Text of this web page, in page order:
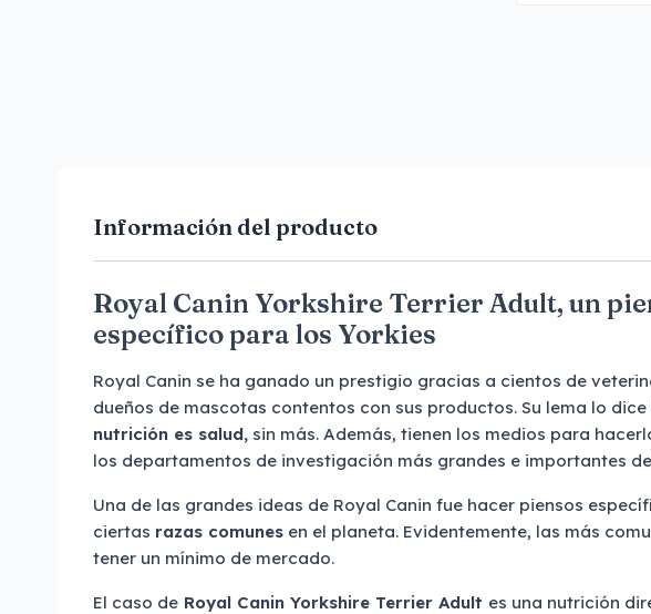
Información del producto
Royal Canin Yorkshire Terrier Adult, un
específico para los Yorkies
Royal Canin se ha ganado un prestigio gracias a cientos de
dueños de mascotas contentos con sus productos. Su lema lo
nutrición es salud, sin más. Además, tienen los medios para
los departamentos de investigación más grandes e importantes
Una de las grandes ideas de Royal Canin fue hacer piensos
ciertas razas comunes en el planeta. Evidentemente, las más
tener un mínimo de mercado.
El caso de Royal Canin Yorkshire Terrier Adult es una nutrición